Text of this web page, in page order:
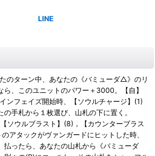
のターン中、あなたの《バミューダ△》のリ
ら、このユニットのパワー＋3000。【自】
ンフェイズ開始時、【ソウルチャージ】(1)
の手札から１枚選び、山札の下に置く。
ソウルブラスト】(8)，【カウンターブラス
アタックがヴァンガードにヒットした時、
払ったら、あなたの山札から《バミューダ